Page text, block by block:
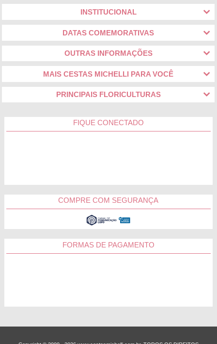
INSTITUCIONAL
DATAS COMEMORATIVAS
OUTRAS INFORMAÇÕES
MAIS CESTAS MICHELLI PARA VOCÊ
PRINCIPAIS FLORICULTURAS
FIQUE CONECTADO
COMPRE COM SEGURANÇA
FORMAS DE PAGAMENTO